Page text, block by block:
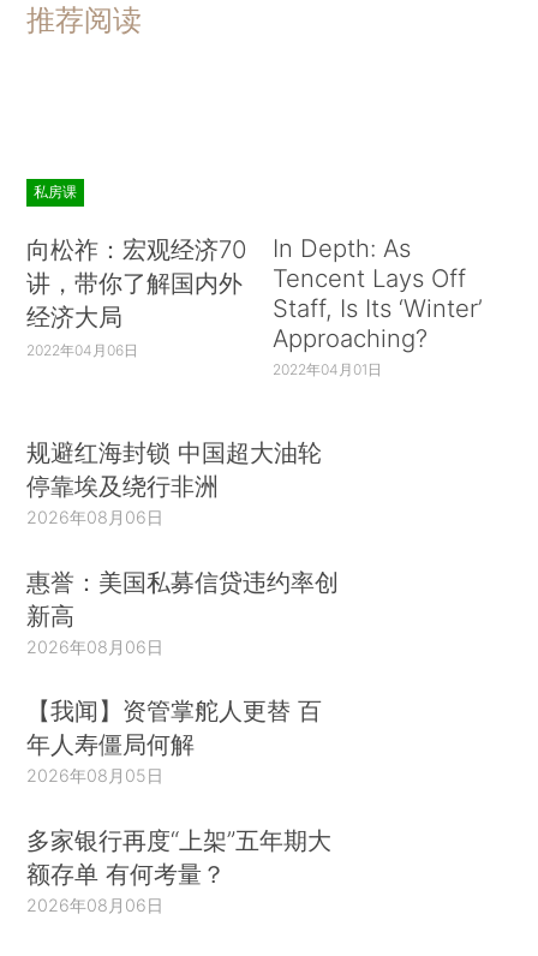
推荐阅读
私房课
向松祚：宏观经济70
讲，带你了解国内外
经济大局
2022年04月06日
In Depth: As
Tencent Lays Off
Staff, Is Its ‘Winter’
Approaching?
2022年04月01日
规避红海封锁 中国超大油轮
停靠埃及绕行非洲
2026年08月06日
惠誉：美国私募信贷违约率创
新高
2026年08月06日
【我闻】资管掌舵人更替 百
年人寿僵局何解
2026年08月05日
多家银行再度“上架”五年期大
额存单 有何考量？
2026年08月06日